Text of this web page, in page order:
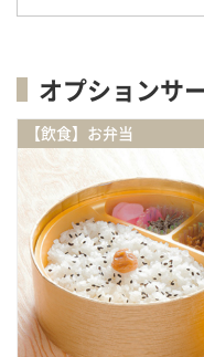
オプションサ
【飲食】お弁当